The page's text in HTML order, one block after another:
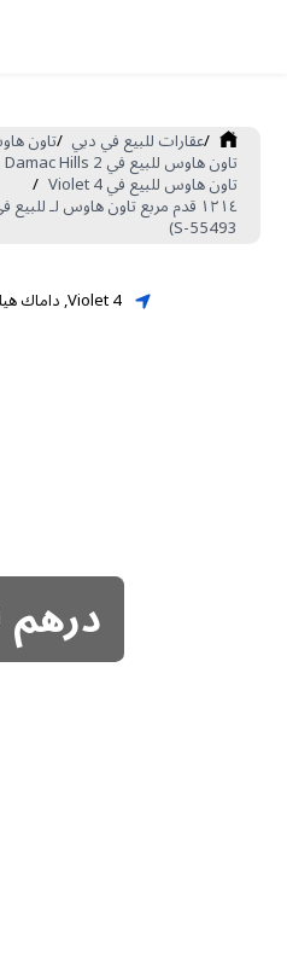
/عقارات للبيع في دبي /تاون
تاون هاوس للبيع في Damac Hills 2
تاون هاوس للبيع في Violet 4 /
S-55493)
Violet 4
,داماك
درهم